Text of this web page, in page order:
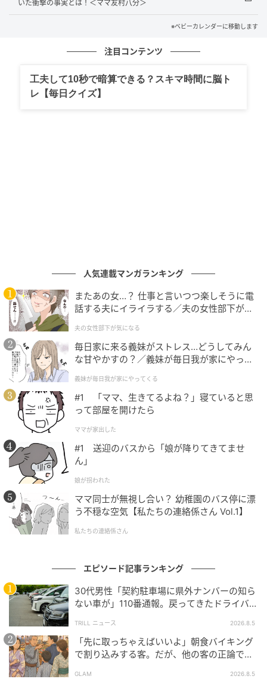
ないでいる状態です。
と相手の心を追い詰めてしまいます。役員活動は正し
さやスピードだけでなく、お互いの心の余裕や境界線
への配慮があってこそ成り立つもの。この出来事を通
※ベビーカレンダーが独自に実施したアンケートで集
めた読者様の体験談をもとに記事化しています（回答
時期：2026年6月）
※AI生成画像を使用しています
ベビーカレンダー編集部
元記事で読む
クリエイター情報
ベビーカレンダー
ベビーカレンダーは妊娠・出産・育児の情報サイト
索、おでかけ情報、離乳食レシピまで。月間利用者1
000万人以上。
作品をもっとみる
いた衝撃の事実とは！＜ママ友村八分＞
※ベビーカレンダーに移動します
注目コンテンツ
工夫して10秒で暗算できる？スキマ時間に脳ト
レ【毎日クイズ】
人気連載マンガランキング
またあの女…？ 仕事と言いつつ楽しそうに電
話する夫にイライラする／夫の女性部下が気
夫の女性部下が気になる
毎日家に来る義妹がストレス…どうしてみん
な甘やかすの？／義妹が毎日我が家にやって
が】
義妹が毎日我が家にやってくる
#1 「ママ、生きてるよね？」寝ていると思
って部屋を開けたら
ママが家出した
#1 送迎のバスから「娘が降りてきてませ
ん」
娘が拐われた
ママ同士が無視し合い？ 幼稚園のバス停に漂
う不穏な空気【私たちの連絡係さん Vol.1】
私たちの連絡係さん
エピソード記事ランキング
30代男性「契約駐車場に県外ナンバーの知ら
ない車が」110番通報。戻ってきたドライバー
TRILL ニュース 2026.8.5
「先に取っちゃえばいいよ」朝食バイキング
で割り込みする客。だが、他の客の正論で状
GLAM 2026.8.5